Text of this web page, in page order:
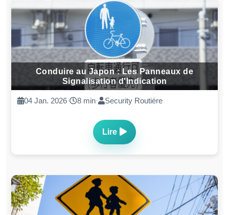
Conduire au Japon : Les Panneaux de
Signalisation d'Indication
04 Jan. 2026· 8 min· Security Routière
Lire